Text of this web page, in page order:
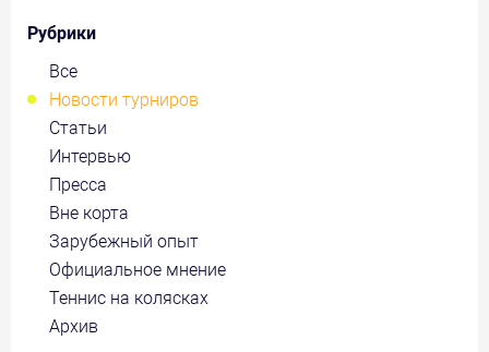
Рубрики
Все
Новости турниров
Статьи
Интервью
Пресса
Вне корта
Зарубежный опыт
Официальное мнение
Теннис на колясках
Архив